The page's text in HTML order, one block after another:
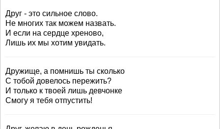
Друг - это сильное слово.
Не многих так можем назвать.
И если на сердце хреново,
Лишь их мы хотим увидать.
Дружище, а помнишь ты сколько
С тобой довелось пережить?
И только к твоей лишь девчонке
Смогу я тебя отпустить!